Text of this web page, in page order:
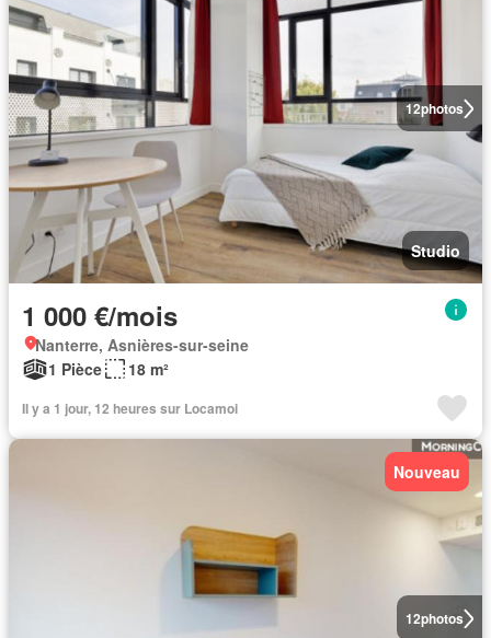
12photos
Studio
1 000 €/mois
Nanterre, Asnières-sur-seine
1 Pièce
18 m²
Il y a 1 jour, 12 heures sur Locamoi
12photos
Nouveau